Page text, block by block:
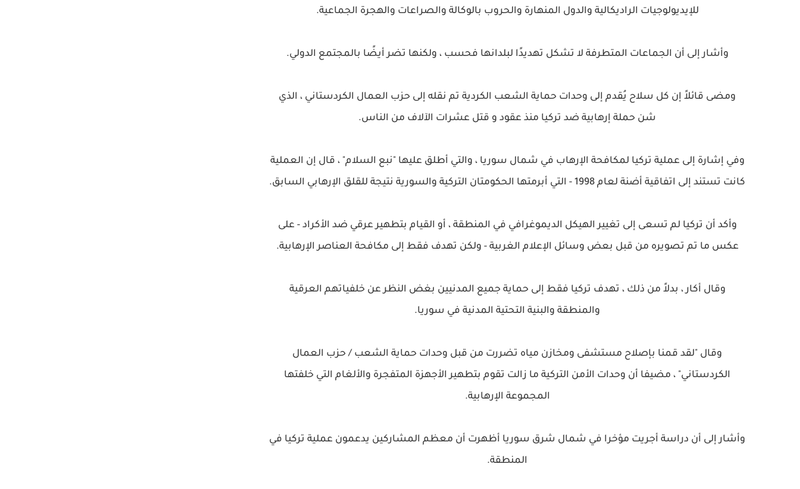
للإيديولوجيات الراديكالية والدول المنهارة والحروب بالوكالة والصراعات والهجرة الجماعية.
وأشار إلى أن الجماعات المتطرفة لا تشكل تهديدًا لبلدانها فحسب ، ولكنها تضر أيضًا بالمجتمع الدولي.
ومضى قائلاً إن كل سلاح يُقدم إلى وحدات حماية الشعب الكردية تم نقله إلى حزب العمال الكردستاني ، الذي
شن حملة إرهابية ضد تركيا منذ عقود و قتل عشرات الآلاف من الناس.
وفي إشارة إلى عملية تركيا لمكافحة الإرهاب في شمال سوريا ، والتي أطلق عليها "نبع السلام" ، قال إن العملية
كانت تستند إلى اتفاقية أضنة لعام 1998 - التي أبرمتها الحكومتان التركية والسورية نتيجة للقلق الإرهابي السابق.
وأكد أن تركيا لم تسعى إلى تغيير الهيكل الديموغرافي في المنطقة ، أو القيام بتطهير عرقي ضد الأكراد - على
عكس ما تم تصويره من قبل بعض وسائل الإعلام الغربية - ولكن تهدف فقط إلى مكافحة العناصر الإرهابية.
وقال أكار ، بدلاً من ذلك ، تهدف تركيا فقط إلى حماية جميع المدنيين بغض النظر عن خلفياتهم العرقية
والمنطقة والبنية التحتية المدنية في سوريا.
وقال "لقد قمنا بإصلاح مستشفى ومخازن مياه تضررت من قبل وحدات حماية الشعب / حزب العمال
الكردستاني" ، مضيفا أن وحدات الأمن التركية ما زالت تقوم بتطهير الأجهزة المتفجرة والألغام التي خلفتها
المجموعة الإرهابية.
وأشار إلى أن دراسة أجريت مؤخرا في شمال شرق سوريا أظهرت أن معظم المشاركين يدعمون عملية تركيا في
المنطقة.